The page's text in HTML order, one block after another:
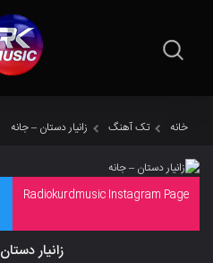
خانه تک آهنگ زانیار دستان – جانه
Radiokurdmusic Instagram Page
زانیار